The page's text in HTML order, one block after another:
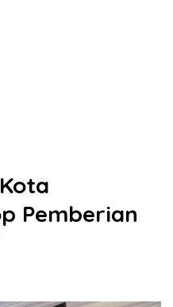
Pemberian